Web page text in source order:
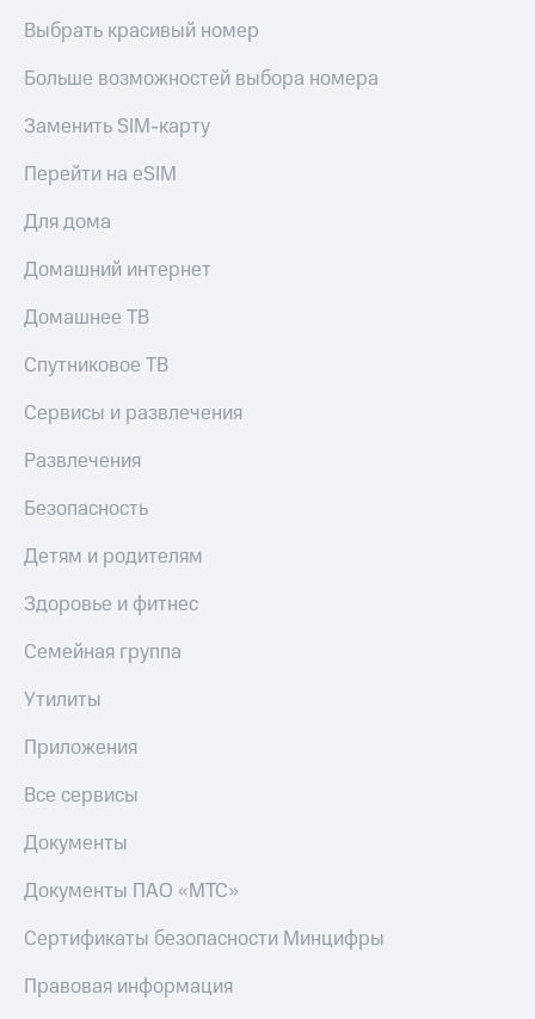
Выбрать красивый номер
Больше возможностей выбора номера
Заменить SIM-карту
Перейти на eSIM
Для дома
Домашний интернет
Домашнее ТВ
Спутниковое ТВ
Сервисы и развлечения
Развлечения
Безопасность
Детям и родителям
Здоровье и фитнес
Семейная группа
Утилиты
Приложения
Все сервисы
Документы
Документы ПАО «МТС»
Сертификаты безопасности Минцифры
Правовая информация